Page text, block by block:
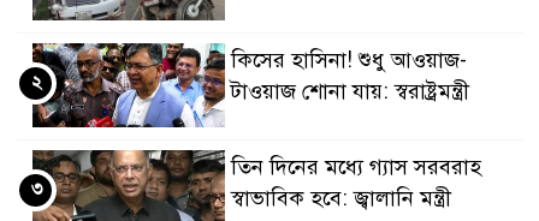
কিসের হাসিনা! শুধু আওয়াজ-
টাওয়াজ শোনা যায়: স্বরাষ্ট্রমন্ত্রী
২
তিন দিনের মধ্যে গ্যাস সরবরাহ
স্বাভাবিক হবে: জ্বালানি মন্ত্রী
৩